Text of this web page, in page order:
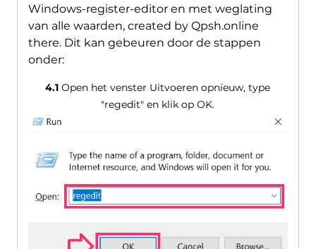
Windows-register-editor en met weglating
van alle waarden, created by Qpsh.online
there. Dit kan gebeuren door de stappen
onder:
4.1 Open het venster Uitvoeren opnieuw, type
"regedit" en klik op OK.